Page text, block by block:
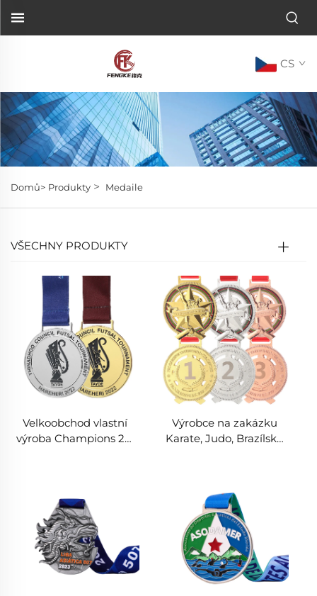
CS
Domů> Produkty > Medaile
VŠECHNY PRODUKTY
Velkoobchod vlastní
výroba Champions 2D
fotbal
Výrobce na zakázku
Karate, Judo, Brazílské